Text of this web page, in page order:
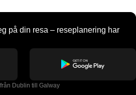
på din resa – reseplanering har
Dublin till Galway